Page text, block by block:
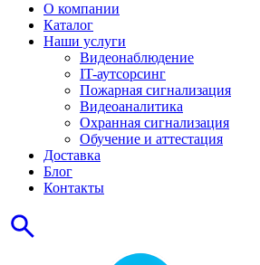
О компании
Каталог
Наши услуги
Видеонаблюдение
IT-аутсорсинг
Пожарная сигнализация
Видеоаналитика
Охранная сигнализация
Обучение и аттестация
Доставка
Блог
Контакты